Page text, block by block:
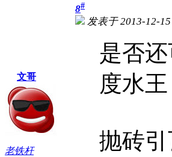
文哥
老铁杆
8#
发表于 2013-12-
是否
度水王
抛砖